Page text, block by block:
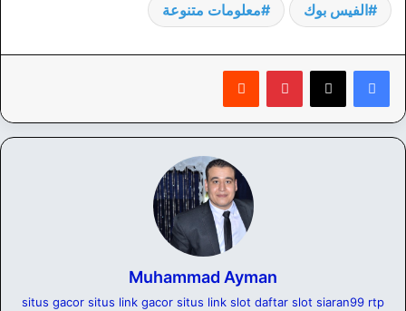
الفيس بوك معلومات متنوعة
بينتيريست
Muhammad Ayman
situs gacor situs link gacor situs link slot daftar slot siaran99 rtp